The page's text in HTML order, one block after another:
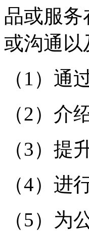
品或服
或沟通以
（1）通
（2）介
（3）提
（4）进
（5）为